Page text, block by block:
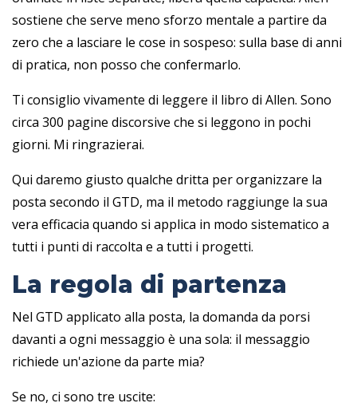
sostiene che serve meno sforzo mentale a partire da
zero che a lasciare le cose in sospeso: sulla base di anni
di pratica, non posso che confermarlo.
Ti consiglio vivamente di leggere il libro di Allen. Sono
circa 300 pagine discorsive che si leggono in pochi
giorni. Mi ringrazierai.
Qui daremo giusto qualche dritta per organizzare la
posta secondo il GTD, ma il metodo raggiunge la sua
vera efficacia quando si applica in modo sistematico a
tutti i punti di raccolta e a tutti i progetti.
La regola di partenza
Nel GTD applicato alla posta, la domanda da porsi
davanti a ogni messaggio è una sola: il messaggio
richiede un'azione da parte mia?
Se no, ci sono tre uscite: